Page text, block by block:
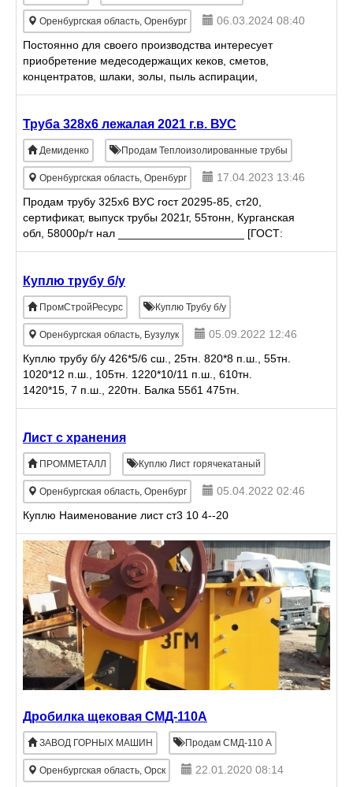
Оренбургская область, Оренбург
06.03.2024 08:40
Постоянно для своего производства интересует
приобретение медесодержащих кеков, сметов,
концентратов, шлаки, золы, пыль аспирации,
отработанные катализаторы, медная руда, стружка
Труба 328х6 лежалая 2021 г.в. ВУС
Демиденко Продам Теплоизолированные трубы
Оренбургская область, Оренбург
17.04.2023 13:46
Продам трубу 325х6 ВУС гост 20295-85, ст20,
сертификат, выпуск трубы 2021г, 55тонн, Курганская
обл, 58000р/т нал ____________________ [ГОСТ:
ГОСТ 20295-85] ===================
Куплю трубу б/у
ПромСтройРесурс Куплю Трубу б/у
Оренбургская область, Бузулук
05.09.2022 12:46
Куплю трубу б/у 426*5/6 сш., 25тн. 820*8 п.ш., 55тн.
1020*12 п.ш., 105тн. 1220*10/11 п.ш., 610тн.
1420*15, 7 п.ш., 220тн. Балка 55б1 475тн.
Предложения и фото по тел.89228918844 Вайбер
Лист с хранения
ПРОММЕТАЛЛ Куплю Лист горячекатаный
Оренбургская область, Оренбург
05.04.2022 02:46
Куплю Наименование лист ст3 10 4--20
Дрoбилка щекoвая CМД-110А
ЗАВОД ГОРНЫХ МАШИН Продам СМД-110 А
Оренбургская область, Орск
22.01.2020 08:14